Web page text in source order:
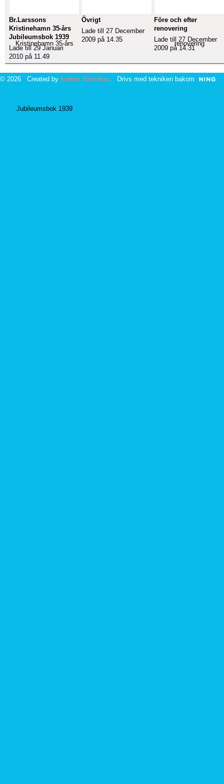
Br.Larssons
Kristinehamn 35-års
Jubileumsbok 1939
Lade till 29 Januari
2010 på 11.49
Övrigt
Lade till 27 December
2009 på 14.35
Före och efter
renovering
Lade till 27 December
2009 på 14.31
© 2026 Created by Anders Værnéus . Drivs med tekniken bakom